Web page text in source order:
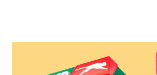
ganador fue vendido en la farmacia
Urbanización Las Lomas en el Municipio